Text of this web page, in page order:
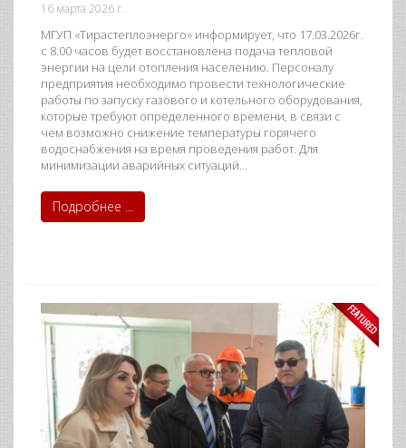
16 марта 2026 г.
МГУП «Тирастеплоэнерго» информирует, что 17.03.2026г.
с 8.00 часов будет восстановлена подача тепловой
энергии на цели отопления населению. Персоналу
предприятия необходимо провести технологические
работы по запуску газового и котельного оборудования,
которые требуют определенного времени, в связи с
чем возможно снижение температуры горячего
водоснабжения на время проведения работ. Для
минимизации аварийных ситуаций…
Подробнее ...